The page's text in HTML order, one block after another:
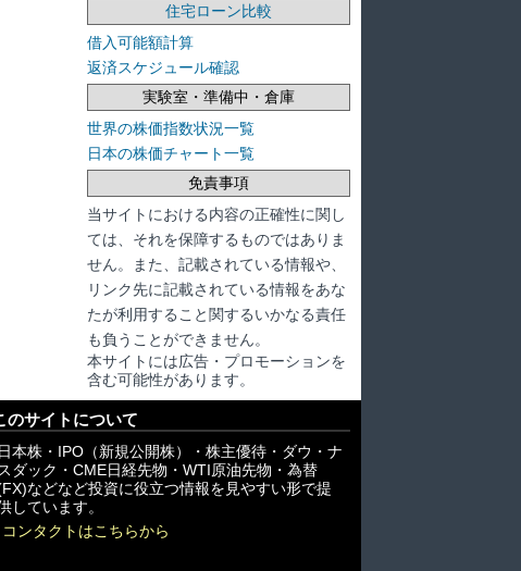
住宅ローン比較
借入可能額計算
返済スケジュール確認
実験室・準備中・倉庫
世界の株価指数状況一覧
日本の株価チャート一覧
免責事項
当サイトにおける内容の正確性に関し
ては、それを保障するものではありま
せん。また、記載されている情報や、
リンク先に記載されている情報をあな
たが利用すること関するいかなる責任
も負うことができません。
本サイトには広告・プロモーションを
含む可能性があります。
のサイトについて
日本株・IPO（新規公開株）・株主優待・ダウ・ナ
スダック・CME日経先物・WTI原油先物・為替
などなど投資に役立つ情報を見やすい形で提
しています。
コンタクトはこちらから